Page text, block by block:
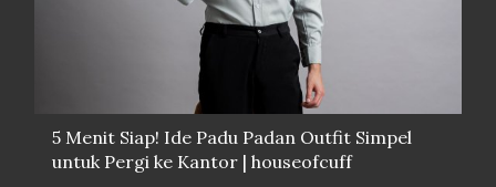
5 Menit Siap! Ide Padu Padan Outfit Simpel
untuk Pergi ke Kantor | houseofcuff